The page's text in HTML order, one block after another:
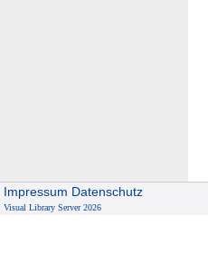
Impressum Datenschutz
Visual Library Server 2026